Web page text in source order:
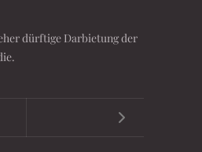
dürftige Darbietung der